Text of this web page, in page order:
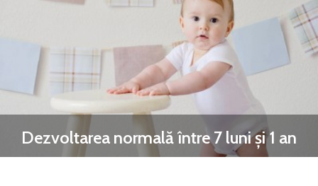
Dezvoltarea normală între 7 luni și 1 an